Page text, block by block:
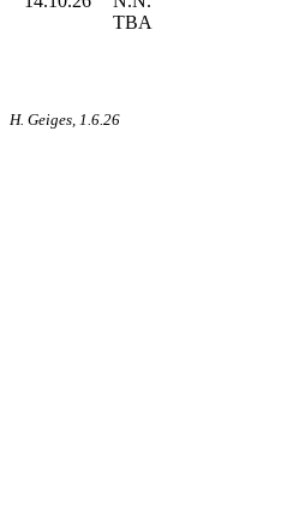
TBA
H. Geiges, 1.6.26